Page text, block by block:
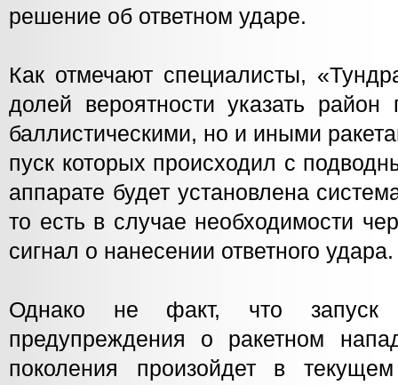
решение об ответном ударе.
Как отмечают специалисты,
долей вероятности указать
баллистическими, но и иными
пуск которых происходил с
аппарате будет установлена
то есть в случае необходимости
сигнал о нанесении ответного удара.
Однако не факт, что запуск
предупреждения о ракетном
поколения произойдет в